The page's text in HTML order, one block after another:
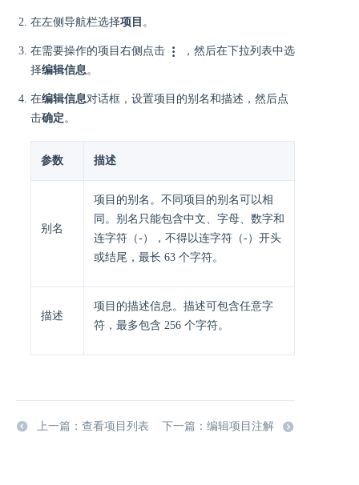
在左侧导航栏选择项目 。
在需要操作的项目右侧点击
，然后在下拉列表中选
择编辑信息。
在编辑信息对话框，设置项目的别名和描述，然后点
击确定。
参数 描述
别名
项目的别名。不同项目的别名可以相
同。别名只能包含中文、字母、数字和
连字符（-），不得以连字符（-）开头
或结尾，最长 63 个字符。
描述
项目的描述信息。描述可包含任意字
符，最多包含 256 个字符。
上一篇：查看项目列表 下一篇：编辑项目注解